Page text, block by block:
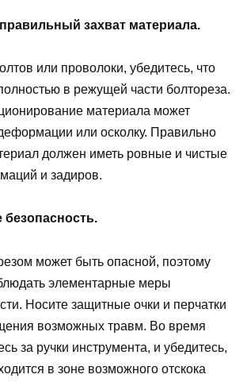
захват материала.
или проволоки, убедитесь, что
в режущей части болтореза.
материала может
или осколку. Правильно
должен иметь ровные и чистые
и задиров.
может быть опасной, поэтому
элементарные меры
Носите защитные очки и перчатки
возможных травм. Во время
за ручки инструмента, и убедитесь,
в зоне возможного отскока